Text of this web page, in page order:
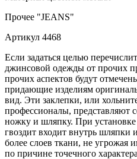
Прочее "JEANS"
Артикул 4468
Если задаться целью
джинсовой одежды от прочих
прочих аспектов будут
придающие изделиям
вид. Эти заклепки, или
профессионалы, представляют
ножку и шляпку. При установке
гвоздит входит внутрь шляпки
более слоев ткани, не угрожая
по причине точечного